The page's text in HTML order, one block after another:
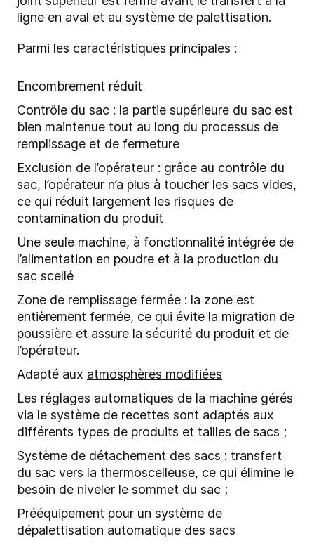
ligne en aval et au système de palettisation.
Parmi les caractéristiques principales :
Encombrement réduit
Contrôle du sac : la partie supérieure du sac est
bien maintenue tout au long du processus de
remplissage et de fermeture
Exclusion de l’opérateur : grâce au contrôle du
sac, l’opérateur n’a plus à toucher les sacs vides,
ce qui réduit largement les risques de
contamination du produit
Une seule machine, à fonctionnalité intégrée de
l’alimentation en poudre et à la production du
sac scellé
Zone de remplissage fermée : la zone est
entièrement fermée, ce qui évite la migration de
poussière et assure la sécurité du produit et de
l’opérateur.
Adapté aux atmosphères modifiées
Les réglages automatiques de la machine gérés
via le système de recettes sont adaptés aux
différents types de produits et tailles de sacs ;
Système de détachement des sacs : transfert
du sac vers la thermoscelleuse, ce qui élimine le
besoin de niveler le sommet du sac ;
Prééquipement pour un système de
dépalettisation automatique des sacs